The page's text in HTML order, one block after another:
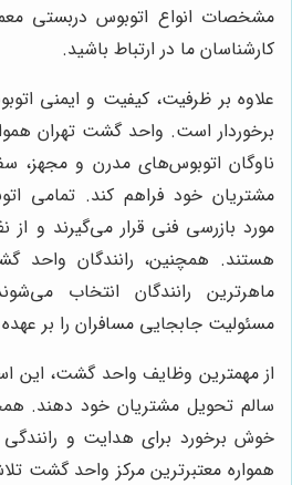
کارشناسان ما در ارتباط باشید.
علاوه بر ظرفیت، کیفیت و ایمنی
برخوردار است. واحد گشت تهران
ناوگان اتوبوس‌های مدرن و مجهز،
مشتریان خود فراهم کند. تمامی
مورد بازرسی فنی قرار می‌گیرند و از
هستند. همچنین، رانندگان واحد
ماهرترین رانندگان انتخاب
مسئولیت جابجایی مسافران را بر عهده
از مهمترین وظایف واحد گشت، این
سالم تحویل مشتریان خود دهند.
خوش برخورد برای هدایت و رانندگی
همواره معتبرترین مرکز واحد گشت